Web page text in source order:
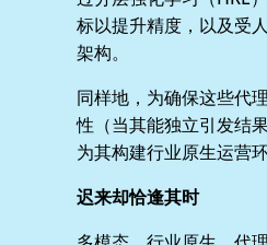
标以提升精度，以及受
架构。
同样地，为确保这些代
性（当其能独立引发结
为其构建行业原生运营环
迟来却恰逢其时